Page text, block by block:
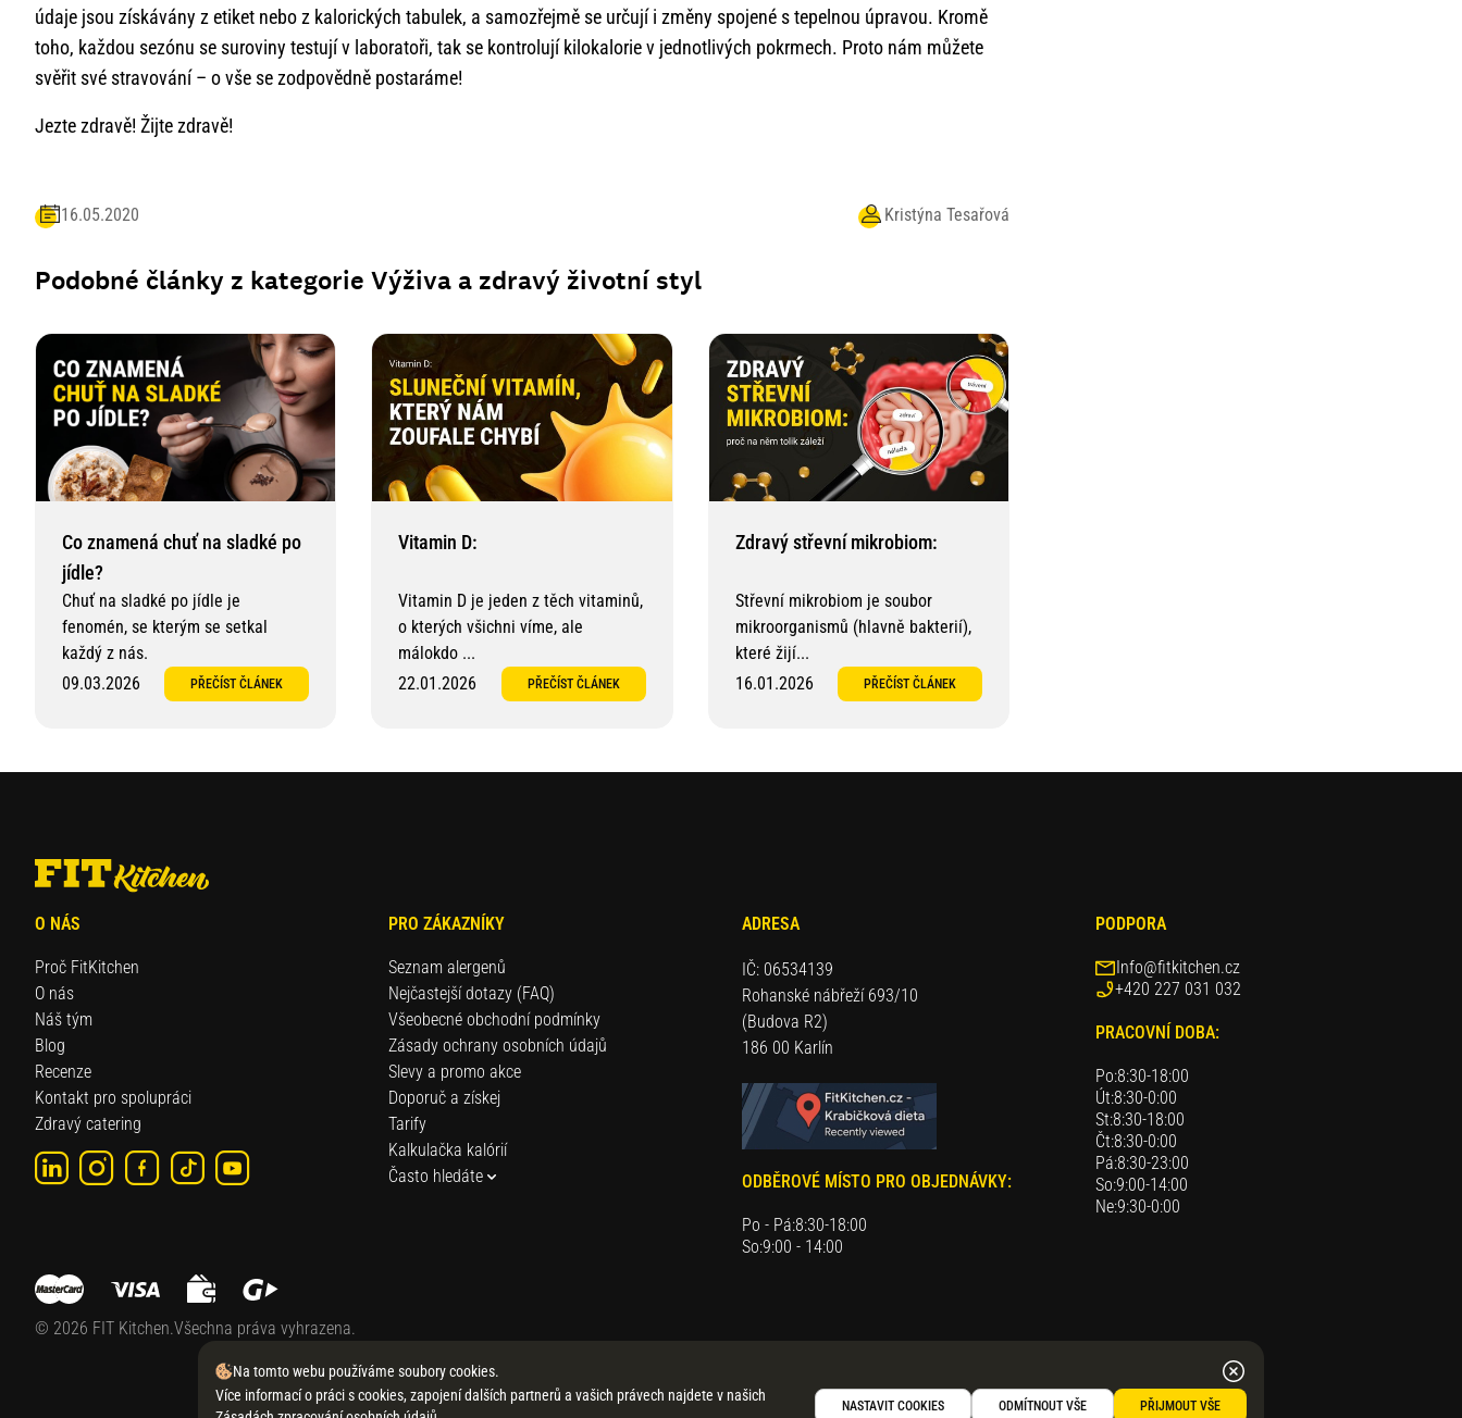
údaje jsou získávány z etiket nebo z kalorických tabulek, a samozřejmě se určují i změny spojené s tepelnou úpravou. Kromě
toho, každou sezónu se suroviny testují v laboratoři, tak se kontrolují kilokalorie v jednotlivých pokrmech. Proto nám můžete
svěřit své stravování – o vše se zodpovědně postaráme!
Jezte zdravě! Žijte zdravě!
16.05.2020 Kristýna Tesařová
Podobné články z kategorie Výživa a zdravý životní styl
Co znamená chuť na sladké po
jídle?
Chuť na sladké po jídle je
fenomén, se kterým se setkal
každý z nás.
09.03.2026
PŘEČÍST ČLÁNEK
Vitamin D:
Vitamin D je jeden z těch vitaminů,
o kterých všichni víme, ale
málokdo ...
22.01.2026
PŘEČÍST ČLÁNEK
Zdravý střevní mikrobiom:
Střevní mikrobiom je soubor
mikroorganismů (hlavně bakterií),
které žijí...
16.01.2026
PŘEČÍST ČLÁNEK
O NÁS
Proč FitKitchen
O nás
Náš tým
Blog
Recenze
Kontakt pro spolupráci
Zdravý catering
PRO ZÁKAZNÍKY
Seznam alergenů
Nejčastejší dotazy (FAQ)
Všeobecné obchodní podmínky
Zásady ochrany osobních údajů
Slevy a promo akce
Doporuč a získej
Tarify
Kalkulačka kalórií
Často hledáte
Zdravé jídlo v krabičce
Fitness svačina
ADRESA
IČ: 06534139
Rohanské nábřeží 693/10
(Budova R2)
186 00 Karlín
ODBĚROVÉ MÍSTO PRO OBJEDNÁVKY:
Po - Pá:8:30-18:00
So:9:00 - 14:00
PODPORA
Info@fitkitchen.cz
+420 227 031 032
PRACOVNÍ DOBA:
Po:8:30-18:00
Út:8:30-0:00
St:8:30-18:00
Čt:8:30-0:00
Pá:8:30-23:00
So:9:00-14:00
Ne:9:30-0:00
© 2026 FIT Kitchen.Všechna práva vyhrazena.
Na tomto webu používáme soubory cookies.
Více informací o práci s cookies, zapojení dalších partnerů a vašich právech najdete v našich
NASTAVIT COOKIES ODMÍTNOUT VŠE PŘIJMOUT VŠE